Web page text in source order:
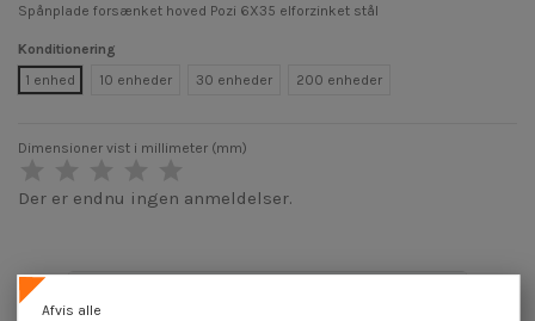
Spånplade forsænket hoved Pozi 6X35 elforzinket stål
Konditionering
1 enhed
10 enheder 30 enheder 200 enheder
Dimensioner vist i millimeter (mm)
Der er endnu ingen anmeldelser.
Produktoplysninger
Afvis alle